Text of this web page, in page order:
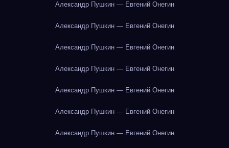
Александр Пушкин — Евгений Онегин
Александр Пушкин — Евгений Онегин
Александр Пушкин — Евгений Онегин
Александр Пушкин — Евгений Онегин
Александр Пушкин — Евгений Онегин
Александр Пушкин — Евгений Онегин
Александр Пушкин — Евгений Онегин